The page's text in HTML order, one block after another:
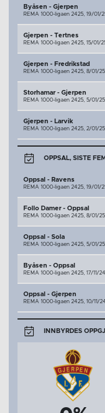
Byåsen - Gjerpen
REMA 1000-ligaen 2425, 19/01/
Gjerpen - Tertnes
REMA 1000-ligaen 2425, 15/01/
Gjerpen - Fredrikstad
REMA 1000-ligaen 2425, 8/01/25
Storhamar - Gjerpen
REMA 1000-ligaen 2425, 5/01/25
Gjerpen - Larvik
REMA 1000-ligaen 2425, 2/01/25
OPPSAL, SISTE FEM
Oppsal - Ravens
REMA 1000-ligaen 2425, 19/01/
Follo Damer - Oppsal
REMA 1000-ligaen 2425, 8/01/25
Oppsal - Sola
REMA 1000-ligaen 2425, 5/01/25
Byåsen - Oppsal
REMA 1000-ligaen 2425, 17/11/24
Oppsal - Gjerpen
REMA 1000-ligaen 2425, 10/11/24
INNBYRDES